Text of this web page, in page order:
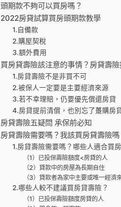
頭期款不夠可以買房嗎？
2022房貸試算買房頭期款教學
1.自備款
2.購屋契稅
3.額外費用
買房貸壽險該注意的事情？房貸壽
1.房貸壽險不是非買不可
2.被保人一定要是主要經濟來源
3.若不幸理賠，仍要優先償還房貸
4.房貸提前清償，也別忘了躉購房
房貸壽險五疑問 承保前必知
房貸壽險需要嗎？我該買房貸壽險嗎
1.房貸壽險需要嗎？哪些人適合買
（1）已投保壽險額度<房貸的人
（2）貸款中的房屋為長期自住
（3）貸款者為家中主要或唯一經濟
2.哪些人較不建議買房貸壽險？
（1）已投保壽險額度房貸的人